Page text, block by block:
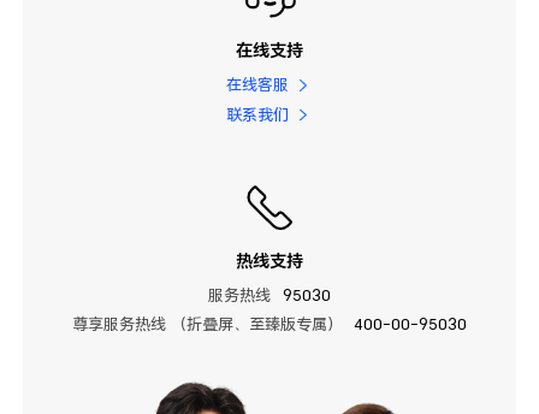
在线支持
在线客服
联系我们
热线支持
服务热线
95030
尊享服务热线 （折叠屏、至臻版专属）
400-00-95030